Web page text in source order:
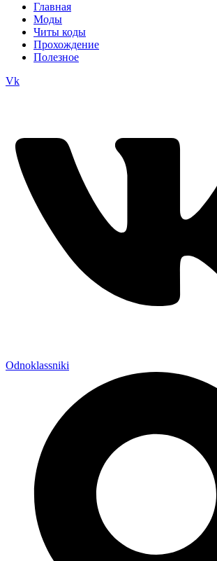
Главная
Моды
Читы коды
Прохождение
Полезное
Vk
Odnoklassniki